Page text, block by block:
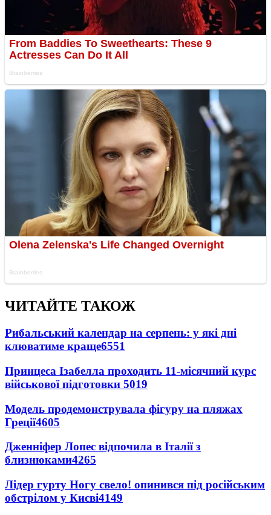
ЧИТАЙТЕ ТАКОЖ
Рибальський календар на серпень: у які дні
клюватиме краще6551
Принцеса Ізабелла проходить 11-місячний курс
військової підготовки 5019
Модель продемонструвала фігуру на пляжах
Греції4605
Дженніфер Лопес відпочила в Італії з
близнюками4265
Лідер гурту Ногу свело! опинився під російським
обстрілом у Києві4149